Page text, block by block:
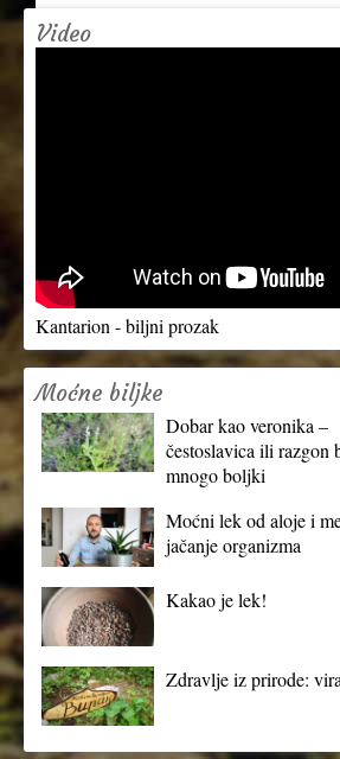
Video
Kantarion - biljni prozak
Moćne biljke
Dobar kao veronika –
čestoslavica ili razgon
mnogo boljki
Moćni lek od aloje i
jačanje organizma
Kakao je lek!
Zdravlje iz prirode: